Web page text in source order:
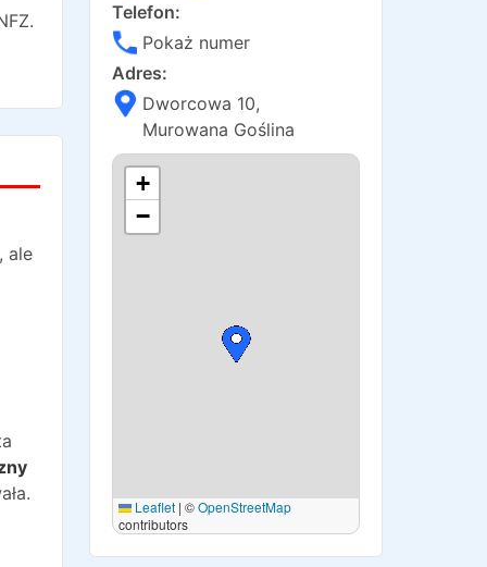
ale
Telefon:
Pokaż numer
Adres:
Dworcowa 10,
Murowana Goślina
+
−
Leaflet | ©OpenStreetMap
contributors